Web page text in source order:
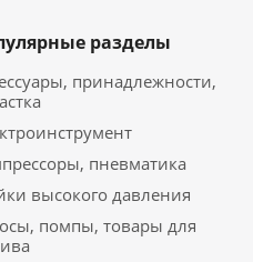
разделы
принадлежности,
пневматика
высокого давления
помпы, товары для